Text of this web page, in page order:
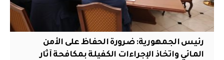
رئيس الجمهورية: ضرورة الحفاظ على الأمن
المائي واتخاذ الإجراءات الكفيلة بمكافحة آثار